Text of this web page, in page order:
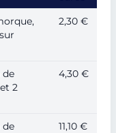
2,30 €
de
2
4,30 €
de
11,10 €